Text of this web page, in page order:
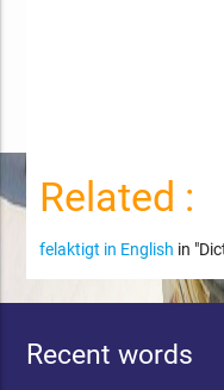
Related :
felaktigt in English in
Recent words